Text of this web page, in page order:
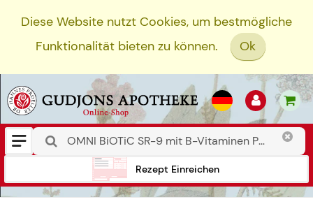
Diese Website nutzt Cookies, um bestmögliche
Funktionalität bieten zu können.
Ok
Rezept Einreichen